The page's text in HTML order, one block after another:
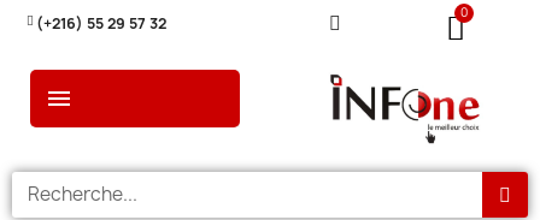
(+216) 55 29 57 32